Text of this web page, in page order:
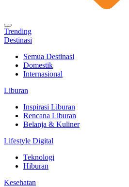
Trending
Destinasi
Semua Destinasi
Domestik
Internasional
Liburan
Inspirasi Liburan
Rencana Liburan
Belanja & Kuliner
Lifestyle Digital
Teknologi
Hiburan
Kesehatan